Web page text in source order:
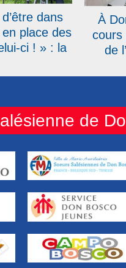
dans
place des
ci ! » : la
le 20 avril
À
cours
de
de